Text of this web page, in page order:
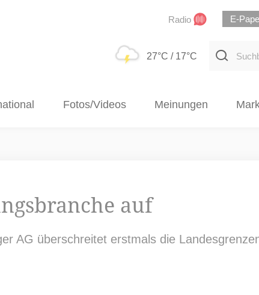
Radio E-
27°C / 17°C
Suchbegriff
Fotos/Videos Meinungen
auf
AG überschreitet erstmals die